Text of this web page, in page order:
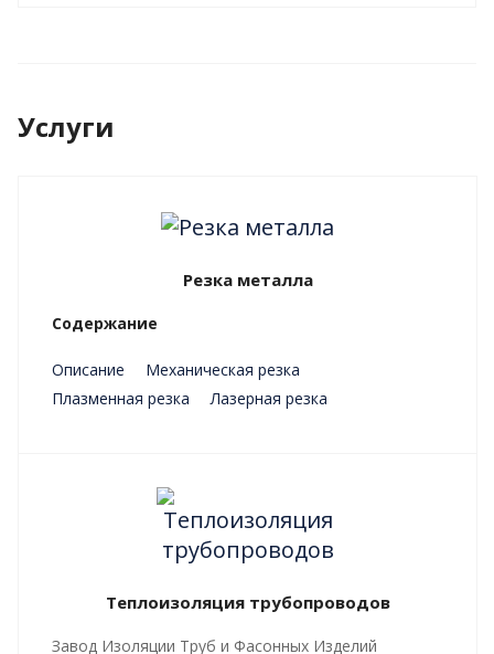
Услуги
Резка металла
Содержание
Описание
Механическая резка
Плазменная резка
Лазерная резка
Теплоизоляция трубопроводов
Завод Изоляции Труб и Фасонных Изделий